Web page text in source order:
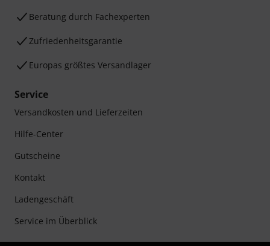
Beratung durch Fachexperten
Zufriedenheitsgarantie
Europas größtes Versandlager
Service
Versandkosten und Lieferzeiten
Hilfe-Center
Gutscheine
Kontakt
Ladengeschäft
Service im Überblick